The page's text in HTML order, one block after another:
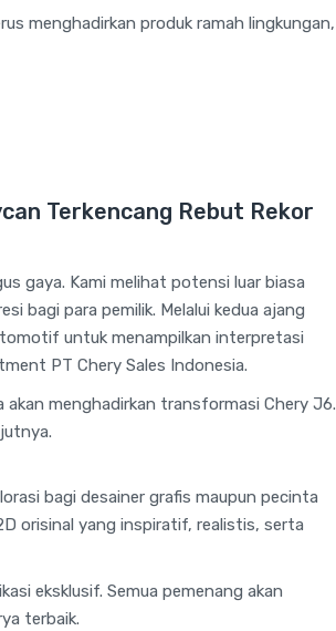
menghadirkan produk ramah lingkungan,
Terkencang Rebut Rekor
gaya. Kami melihat potensi luar biasa
bagi para pemilik. Melalui kedua ajang
untuk menampilkan interpretasi
PT Chery Sales Indonesia.
menghadirkan transformasi Chery J6.
bagi desainer grafis maupun pecinta
orisinal yang inspiratif, realistis, serta
eksklusif. Semua pemenang akan
terbaik.